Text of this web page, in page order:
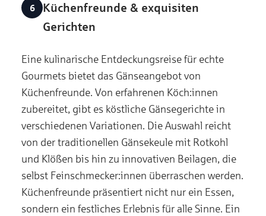
Küchenfreunde & exquisiten
Gerichten
Eine kulinarische Entdeckungsreise für echte
Gourmets bietet das Gänseangebot von
Küchenfreunde. Von erfahrenen Köch:innen
zubereitet, gibt es köstliche Gänsegerichte in
verschiedenen Variationen. Die Auswahl reicht
von der traditionellen Gänsekeule mit Rotkohl
und Klößen bis hin zu innovativen Beilagen, die
selbst Feinschmecker:innen überraschen werden.
Küchenfreunde präsentiert nicht nur ein Essen,
sondern ein festliches Erlebnis für alle Sinne. Ein